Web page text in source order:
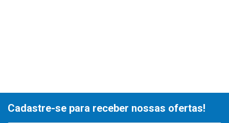
Cadastre-se para receber nossas ofertas!